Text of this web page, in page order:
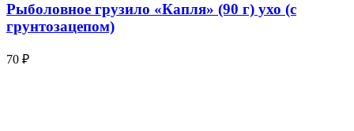
Рыболовное грузило «Капля» (90 г) ухо (с
грунтозацепом)
70 ₽